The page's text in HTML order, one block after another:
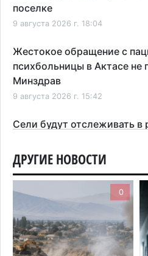
поселке
9 августа 2026 г. 18:04
Жестокое обращение с
психбольницы в Актасе не
Минздрав
9 августа 2026 г. 15:42
Сели будут отслеживать в
Алматинской области
9 августа 2026 г. 10:29
Не прошли на грант? В
несколько способов
образование
9 августа 2026 г. 08:27
ДРУГИЕ НОВОСТИ
0